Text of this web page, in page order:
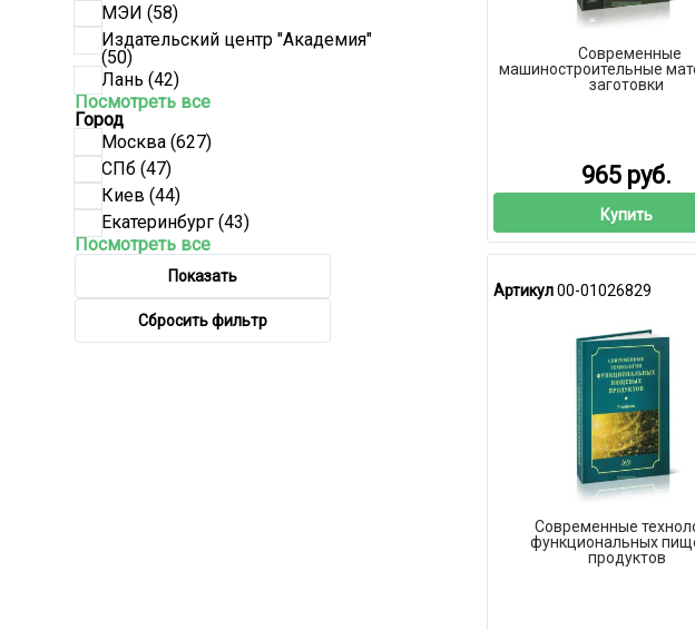
МЭИ (58)
Издательский центр "Академия"
(50)
Лань (42)
Посмотреть все
Город
Москва (627)
СПб (47)
Киев (44)
Екатеринбург (43)
Посмотреть все
Показать
Сбросить фильтр
Современные
машиностроительные
заготовки
965 руб.
Купить
Артикул00-01026829
Современные
функциональных
продуктов